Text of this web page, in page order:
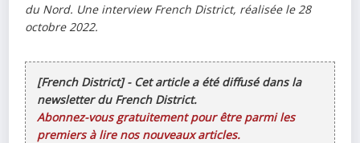
du Nord. Une interview French District, réalisée le 28
octobre 2022.
[French District] - Cet article a été diffusé dans la
newsletter du French District.
Abonnez-vous gratuitement pour être parmi les
premiers à lire nos nouveaux articles.